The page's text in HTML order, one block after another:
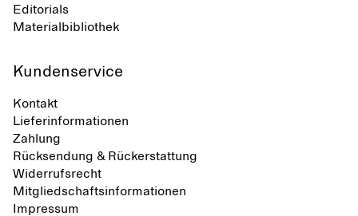
Editorials
Materialbibliothek
Kundenservice
Kontakt
Lieferinformationen
Zahlung
Rücksendung & Rückerstattung
Widerrufsrecht
Mitgliedschaftsinformationen
Impressum